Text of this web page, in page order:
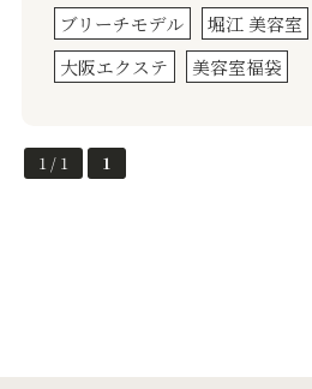
ブリーチモデル
堀江 美容室
大阪エクステ
美容室福袋
1 / 1 1